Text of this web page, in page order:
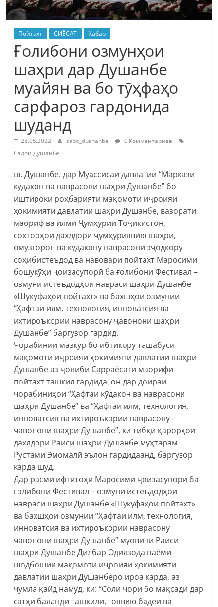
Пойтахт СИЁСАТ Хабар
Ғолибони озмунҳои
шаҳри дар Душанбе
муайян ва бо тӯҳфаҳо
сарфароз гардонида
шуданд
28.05.2022 sado_dushanbe
0 Комментариев
Садои Душанбе
ш. Душанбе. дар Муассисаи давлатии “Маркази
кӯдакон ва наврасони шаҳри Душанбе” бо
иштироки роҳбарияти мақомоти иҷроияи
ҳокимияти давлатии шаҳри Душанбе, вазорати
маориф ва илми Ҷумҳурии Тоҷикистон,
сохторҳои дахлдори ҷумҳуриявию шаҳрӣ,
омӯзгорон ва кӯдакону наврасони эҷодкору
соҳибистеъдод ва навовари пойтахт Маросими
бошукӯҳи ҷоизасупорӣ ба ғолибони Фестивал –
озмуни истеъдодҳои навраси шаҳри Душанбе
«Шукуфаҳои пойтахт» ва бахшҳои озмунии
“Ҳафтаи илм, технология, инноватсия ва
ихтироъкории наврасону ҷавонони шаҳри
Душанбе” баргузор гардид.
Чорабинии мазкур бо ибтикору ташабуси
мақомоти иҷроияи ҳокимияти давлатии шаҳри
Душанбе аз ҷониби Сарраёсати маорифи
пойтахт ташкил гардида, он дар доираи
чорабиниҳои “Ҳафтаи кӯдакон ва наврасони
шаҳри Душанбе” ва “Ҳафтаи илм, технология,
инноватсия ва ихтироъкории наврасону
ҷавонони шаҳри Душанбе”, ки тибқи қарорҳои
дахлдори Раиси шаҳри Душанбе муҳтарам
Рустами Эмомалӣ эълон гардидаанд, баргузор
карда шуд.
Дар расми ифтитоҳи Маросими ҷоизасупорӣ ба
ғолибони Фестивал – озмуни истеъдодҳои
навраси шаҳри Душанбе «Шукуфаҳои пойтахт»
ва бахшҳои озмунии “Ҳафтаи илм, технология,
инноватсия ва ихтироъкории наврасону
ҷавонони шаҳри Душанбе” муовини Раиси
шаҳри Душанбе Дилбар Одилзода паёми
шодбошии мақомоти иҷроияи ҳокимияти
давлатии шаҳри Душанберо ироа карда, аз
ҷумла қайд намуд, ки: “Соли ҷорӣ бо мақсади дар
сатҳи баланди ташкилӣ, ғоявию бадеӣ ва